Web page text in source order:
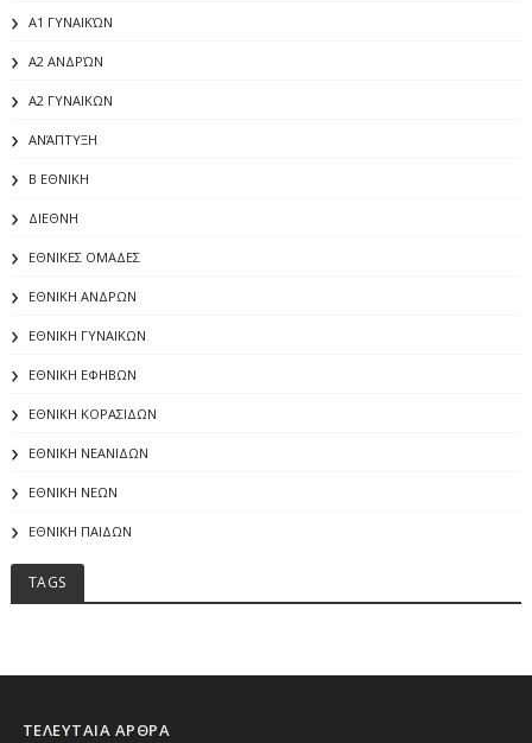
Α1 ΓΥΝΑΙΚΏΝ
Α2 ΑΝΔΡΏΝ
Α2 ΓΥΝΑΙΚΩΝ
ΑΝΆΠΤΥΞΗ
Β ΕΘΝΙΚΗ
ΔΙΕΘΝΗ
ΕΘΝΙΚΕΣ ΟΜΑΔΕΣ
ΕΘΝΙΚΗ ΑΝΔΡΩΝ
ΕΘΝΙΚΗ ΓΥΝΑΙΚΩΝ
ΕΘΝΙΚΗ ΕΦΗΒΩΝ
ΕΘΝΙΚΗ ΚΟΡΑΣΙΔΩΝ
ΕΘΝΙΚΗ ΝΕΑΝΙΔΩΝ
ΕΘΝΙΚΗ ΝΕΩΝ
ΕΘΝΙΚΗ ΠΑΙΔΩΝ
TAGS
ΤΕΛΕΥΤΑΙΑ ΑΡΘΡΑ